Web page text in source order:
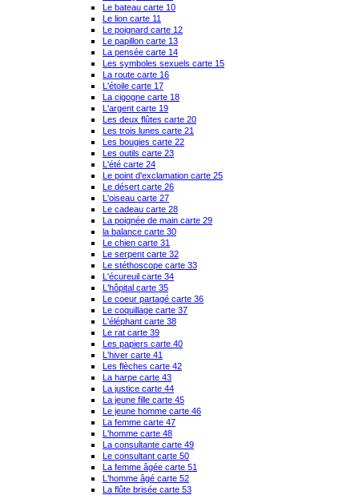
Le bateau carte 10
Le lion carte 11
Le poignard carte 12
Le papillon carte 13
La pensée carte 14
Les symboles sexuels carte 15
La route carte 16
L'étoile carte 17
La cigogne carte 18
L'argent carte 19
Les deux flûtes carte 20
Les trois lunes carte 21
Les bougies carte 22
Les outils carte 23
L'été carte 24
Le point d'exclamation carte 25
Le désert carte 26
L'oiseau carte 27
Le cadeau carte 28
La poignée de main carte 29
la balance carte 30
Le chien carte 31
Le serpent carte 32
Le stéthoscope carte 33
L'écureuil carte 34
L'hôpital carte 35
Le coeur partagé carte 36
Le coquillage carte 37
L'éléphant carte 38
Le rat carte 39
Les papiers carte 40
L'hiver carte 41
Les flèches carte 42
La harpe carte 43
La justice carte 44
La jeune fille carte 45
Le jeune homme carte 46
La femme carte 47
L'homme carte 48
La consultante carte 49
Le consultant carte 50
La femme âgée carte 51
L'homme âgé carte 52
La flûte brisée carte 53